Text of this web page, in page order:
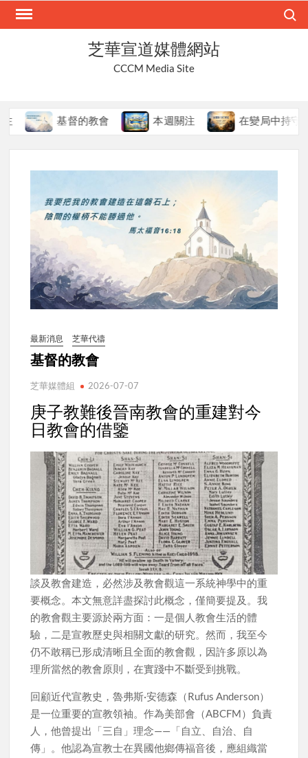
Skip
芝華宣道媒體網站
CCCM Media Site
基督的教會 本週關注 在變局中持守真道
最新消息 芝華代禱
基督的教會
芝華媒體組 2026-07-07
庚子教難後晉南教會的重建對今
日教會的借鑒
談及教會建造，必然涉及教會觀這一系統神學中的重
要概念。本文無意詳盡探討此概念，僅簡要提及。我
的教會觀主要源於兩方面：一是個人教會生活的體
驗，二是宣教歷史與相關文獻的研究。然而，我至今
仍不敢稱已形成清晰且全面的教會觀，因許多原以為
理所當然的教會原則，在實踐中不斷受到挑戰。
回顧近代宣教史，魯弗斯·安德森（Rufus Anderson）
是一位重要的宣教領袖。作為美部會（ABCFM）負責
人，他曾提出「三自」理念——「自立、自治、自
傳」。他認為宣教士在異國他鄉傳福音後，應組織當